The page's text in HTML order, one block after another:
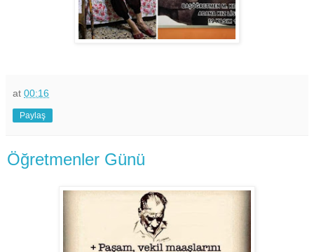
at 00:16
Paylaş
Öğretmenler Günü